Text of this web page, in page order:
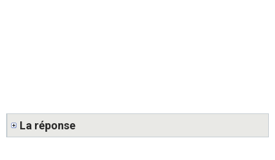
La réponse